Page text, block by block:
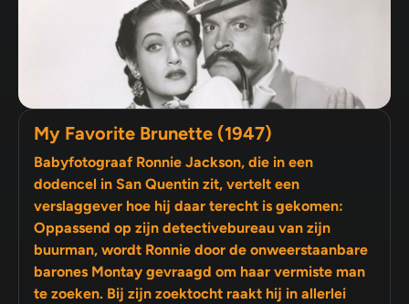
My Favorite Brunette (1947)
Babyfotograaf Ronnie Jackson, die in een
dodencel in San Quentin zit, vertelt een
verslaggever hoe hij daar terecht is gekomen:
Oppassend op zijn detectivebureau van zijn
buurman, wordt Ronnie door de onweerstaanbare
barones Montay gevraagd om haar vermiste man
te zoeken. Bij zijn zoektocht raakt hij in allerlei